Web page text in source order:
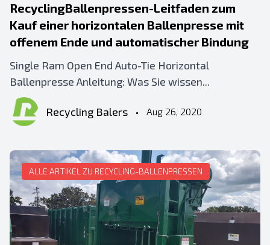
RecyclingBallenpressen-Leitfaden zum
Kauf einer horizontalen Ballenpresse mit
offenem Ende und automatischer Bindung
Single Ram Open End Auto-Tie Horizontal
Ballenpresse Anleitung: Was Sie wissen...
Recycling Balers • Aug 26, 2020
ALLE ARTIKEL ZU RECYCLING-BALLENPRESSEN